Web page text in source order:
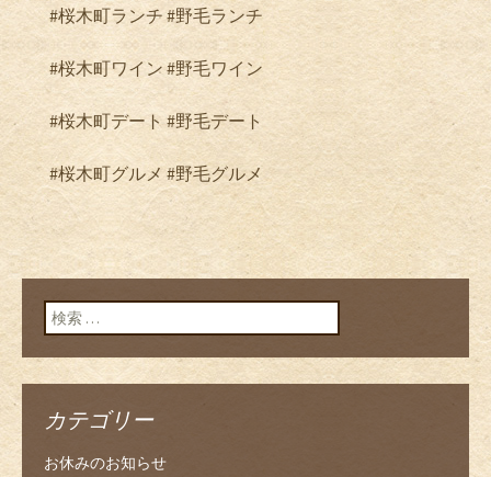
#桜木町ランチ #野毛ランチ
#桜木町ワイン #野毛ワイン
#桜木町デート #野毛デート
#桜木町グルメ #野毛グルメ
検索:
カテゴリー
お休みのお知らせ